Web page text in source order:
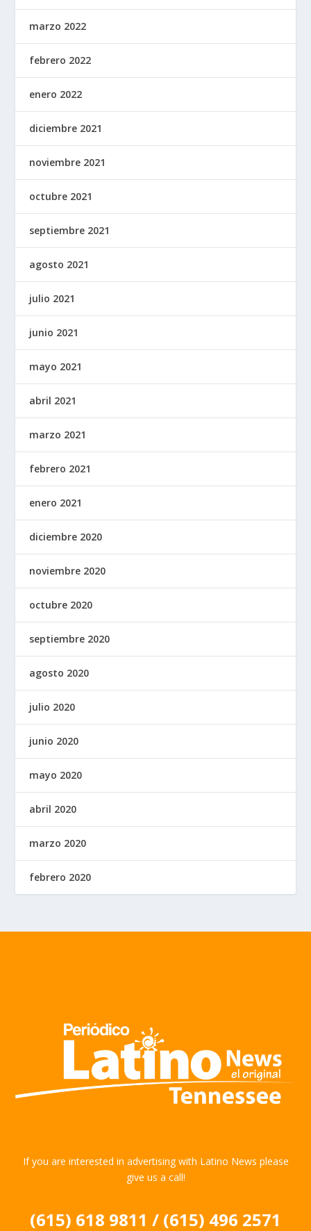
marzo 2022
febrero 2022
enero 2022
diciembre 2021
noviembre 2021
octubre 2021
septiembre 2021
agosto 2021
julio 2021
junio 2021
mayo 2021
abril 2021
marzo 2021
febrero 2021
enero 2021
diciembre 2020
noviembre 2020
octubre 2020
septiembre 2020
agosto 2020
julio 2020
junio 2020
mayo 2020
abril 2020
marzo 2020
febrero 2020
If you are interested in advertising with Latino News please
give us a call!
(615) 618 9811 / (615) 496 2571